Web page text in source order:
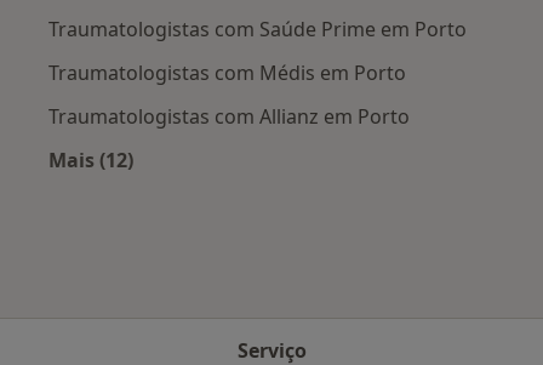
Traumatologistas com Saúde Prime em Porto
Traumatologistas com Médis em Porto
Traumatologistas com Allianz em Porto
Mais (12)
Serviço